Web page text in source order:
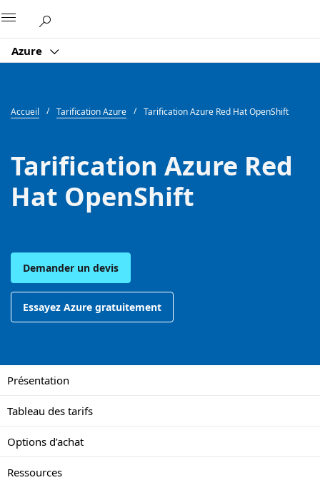
Azure
Accueil Tarification Azure Tarification Azure Red Hat OpenShift
Tarification Azure Red
Hat OpenShift
Demander un devis
Essayez Azure gratuitement
Présentation
Tableau des tarifs
Options d’achat
Ressources